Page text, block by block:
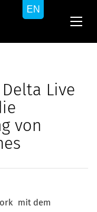
Live
von
mit dem